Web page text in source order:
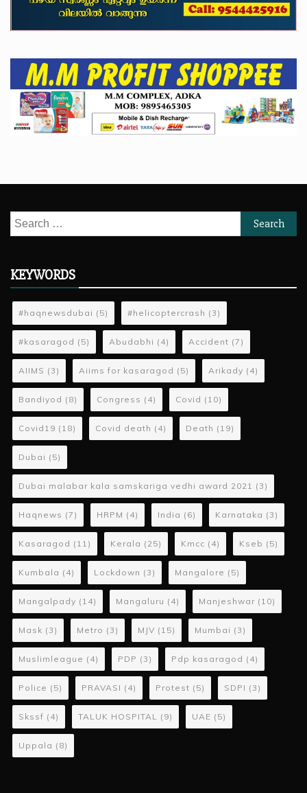
Search
for:
KEYWORDS
#haqnewsdubai (5) #helicoptercrash (3)
#kasaragod (5) Abudabhi (4) Accident (7)
AIIMS (3) Aiims for kasaragod (5) Arikady (4)
Bandiyod (8) Congress (4) Covid (10)
Covid19 (18) Covid death (4) Death (19)
Dubai (5)
Dubai malabar kala samskariga vedhi award 2021 (3)
Haqnews (7) HRPM (4) India (6) Karnataka (3)
Kasaragod (11) Kerala (25) Kmcc (4) Kseb (5)
Kumbala (4) Lockdown (3) Mangalore (5)
Mangalpady (14) Mangaluru (4) Manjeshwar (10)
Mask (3) Metro (3) MJV (15) Mumbai (3)
Muslimleague (4) PDP (3) Pdp kasaragod (4)
Police (5) PRAVASI (4) Protest (5) SDPI (3)
Skssf (4) TALUK HOSPITAL (9) UAE (5)
Uppala (8)